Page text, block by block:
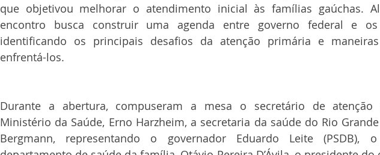
que objetivou melhorar o atendimento inicial às famílias gaúchas.
encontro busca construir uma agenda entre governo federal e os
identificando os principais desafios da atenção primária e
enfrentá-los.
Durante a abertura, compuseram a mesa o secretário de
Ministério da Saúde, Erno Harzheim, a secretaria da saúde do Rio
Bergmann, representando o governador Eduardo Leite (PSDB),